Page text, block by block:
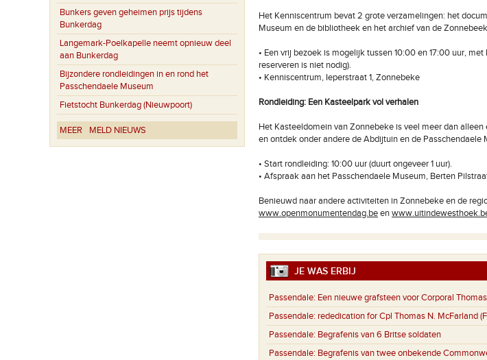
Bunkers geven geheimen prijs tijdens
Bunkerdag
Langemark-Poelkapelle neemt opnieuw deel
aan Bunkerdag
Bijzondere rondleidingen in en rond het
Passchendaele Museum
Fietstocht Bunkerdag (Nieuwpoort)
MEER MELD NIEUWS
Het Kenniscentrum bevat 2 grote verzamelingen: het
Museum en de bibliotheek en het archief van de
• Een vrij bezoek is mogelijk tussen 10:00 en 17:00 uur,
reserveren is niet nodig).
• Kenniscentrum, Ieperstraat 1, Zonnebeke
Rondleiding: Een Kasteelpark vol verhalen
Het Kasteeldomein van Zonnebeke is veel meer dan
en ontdek onder andere de Abdijtuin en de Passchendaele
• Start rondleiding: 10:00 uur (duurt ongeveer 1 uur).
• Afspraak aan het Passchendaele Museum, Berten
Benieuwd naar andere activiteiten in Zonnebeke en de
www.openmonumentendag.been
JE WAS ERBIJ
Passendale: Een nieuwe grafsteen voor Corporal
Passendale: rededication for Cpl Thomas N. McFarland
Passendale: Begrafenis van 6 Britse soldaten
Passendale: Begrafenis van twee onbekende